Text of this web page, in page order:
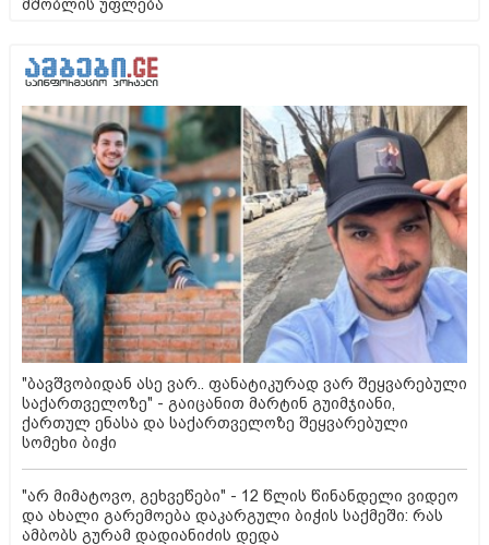
მშობლის უფლება
"ბავშვობიდან ასე ვარ.. ფანატიკურად ვარ შეყვარებული
საქართველოზე" - გაიცანით მარტინ გუიმჯიანი,
ქართულ ენასა და საქართველოზე შეყვარებული
სომეხი ბიჭი
"არ მიმატოვო, გეხვეწები" - 12 წლის წინანდელი ვიდეო
და ახალი გარემოება დაკარგული ბიჭის საქმეში: რას
ამბობს გურამ დადიანიძის დედა